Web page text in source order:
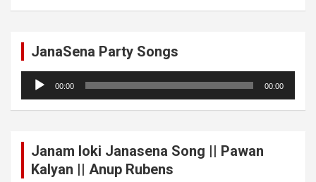
JanaSena Party Songs
Audio
Player
00:00 00:00
Janam loki Janasena Song || Pawan
Kalyan || Anup Rubens